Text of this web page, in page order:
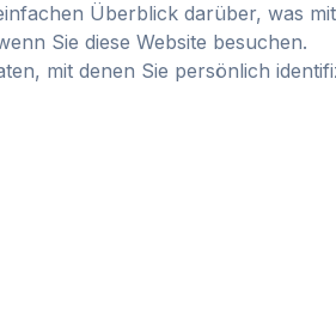
Überblick darüber, was
Sie diese Website besuchen.
mit denen Sie persönlich